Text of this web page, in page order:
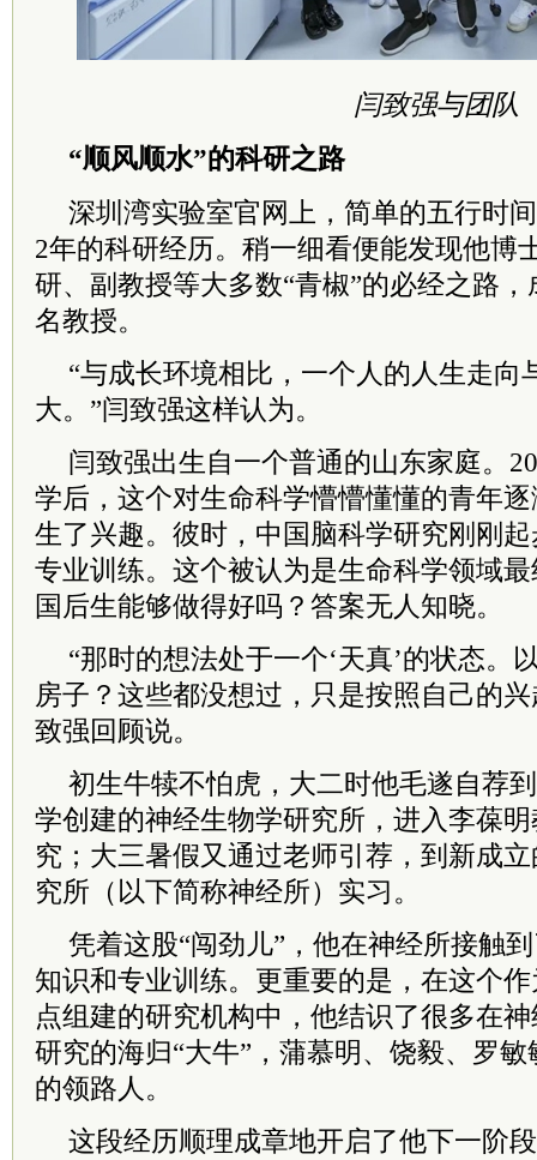
闫致强与团队
“顺风顺水”的科研之路
深圳湾实验室官网上，简单的五行时
2年的科研经历。稍一细看便能发现他博
研、副教授等大多数“青椒”的必经之路
名教授。
“与成长环境相比，一个人的人生走向
大。”闫致强这样认为。
闫致强出生自一个普通的山东家庭。
学后，这个对生命科学懵懵懂懂的青年
生了兴趣。彼时，中国脑科学研究刚刚
专业训练。这个被认为是生命科学领域
国后生能够做得好吗？答案无人知晓。
“那时的想法处于一个‘天真’的状态。
房子？这些都没想过，只是按照自己的
致强回顾说。
初生牛犊不怕虎，大二时他毛遂自荐
学创建的神经生物学研究所，进入李葆
究；大三暑假又通过老师引荐，到新成立
究所（以下简称神经所）实习。
凭着这股“闯劲儿”，他在神经所接触
知识和专业训练。更重要的是，在这个作
点组建的研究机构中，他结识了很多在
研究的海归“大牛”，蒲慕明、饶毅、罗
的领路人。
这段经历顺理成章地开启了他下一阶